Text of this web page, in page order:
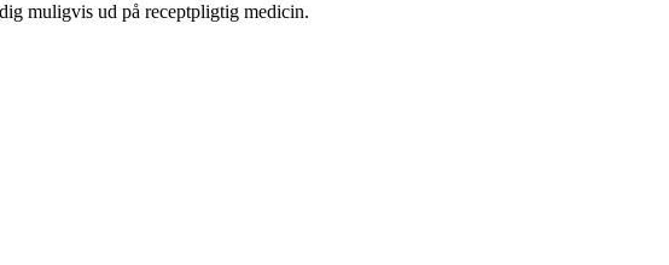
muligvis ud på receptpligtig medicin.